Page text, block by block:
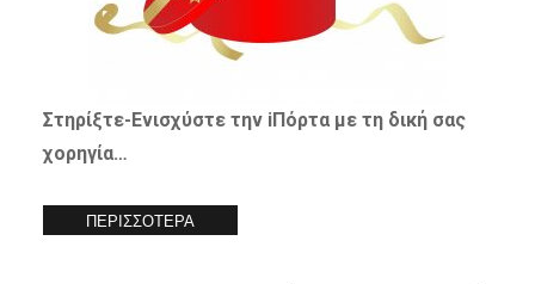
Στηρίξτε-Ενισχύστετην iΠόρτα με τη δική σας
χορηγία…
ΠΕΡΙΣΣΟΤΕΡΑ